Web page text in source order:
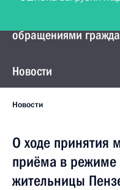
Управление
обращениями
Новости
Новости
О ходе принятия
приёма в режиме
жительницы